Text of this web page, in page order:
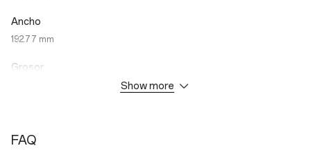
Ancho
192.77 mm
Grosor
5G Variant: 599g
Show more
FAQ